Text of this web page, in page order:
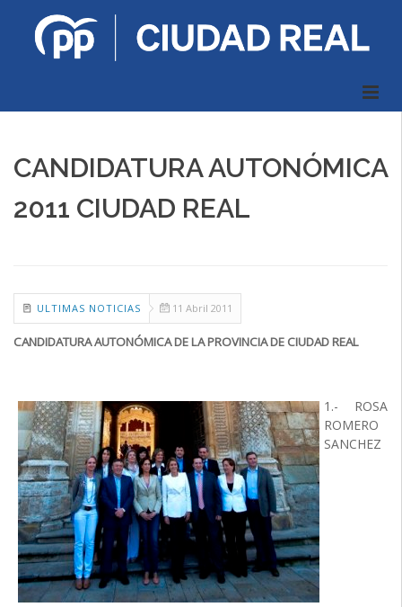
CANDIDATURA AUTONÓMICA
2011 CIUDAD REAL
ULTIMAS NOTICIAS 11 Abril 2011
CANDIDATURA AUTONÓMICA DE LA PROVINCIA DE CIUDAD REAL
1.- ROSA
ROMERO
SANCHEZ